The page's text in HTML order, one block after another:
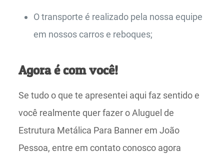
O transporte é realizado pela nossa equipe
em nossos carros e reboques;
Agora é com você!
Se tudo o que te apresentei aqui faz sentido e
você realmente quer fazer o Aluguel de
Estrutura Metálica Para Banner em João
Pessoa, entre em contato conosco agora